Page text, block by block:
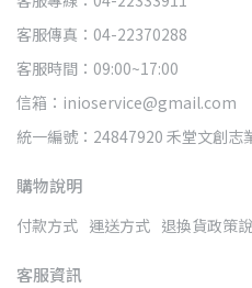
客服傳真：04-22370288
客服時間：09:00~17:00
信箱：inioservice@gmail.com
統一編號：24847920 禾堂文創志
購物說明
付款方式 運送方式 退換貨政策
客服資訊